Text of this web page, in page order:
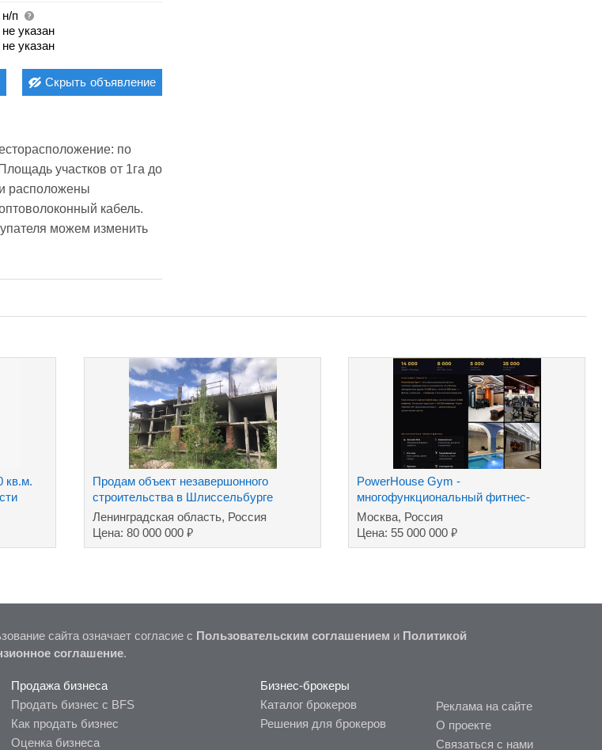
н/п
не указан
не указан
Скрыть объявление
по
участков от 1га до
расположены
кабель.
можем изменить
кв.м.
Продам объект незавершонного
строительства в Шлиссельбурге
Леноблость
Ленинградская область, Россия
Цена: 80 000 000 ₽
PowerHouse Gym -
многофункциональный фитнес-
комплекс премиум класса
Москва, Россия
Цена: 55 000 000₽
сайта означает согласие с Пользовательским соглашением и Политикой
соглашение.
Продажа бизнеса
Продать бизнес с BFS
Как продать бизнес
Оценка бизнеса
Бизнес-брокеры
Каталог брокеров
Решения для брокеров
Реклама на сайте
О проекте
Связаться с нами